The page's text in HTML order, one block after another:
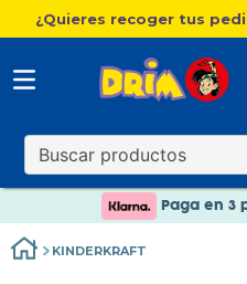
¿Quieres recoger tus
Nuevo
Envío gratis. A partir
Paga en 3
KINDERKRAFT